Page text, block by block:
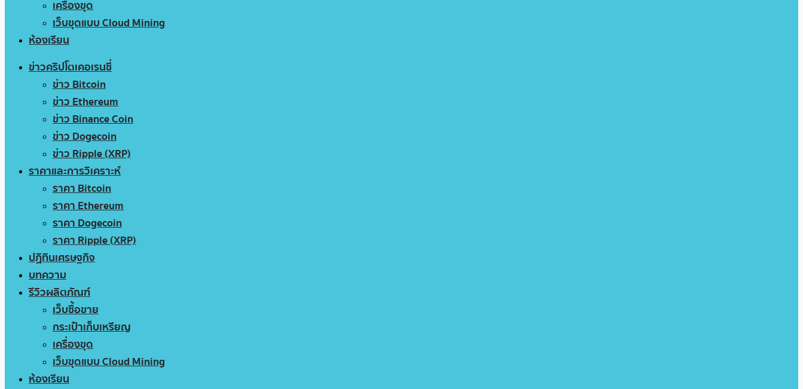
เครื่องขุด
เว็บขุดแบบ Cloud Mining
ห้องเรียน
ข่าวคริปโตเคอเรนซี่
ข่าว Bitcoin
ข่าว Ethereum
ข่าว Binance Coin
ข่าว Dogecoin
ข่าว Ripple (XRP)
ราคาและการวิเคราะห์
ราคา Bitcoin
ราคา Ethereum
ราคา Dogecoin
ราคา Ripple (XRP)
ปฏิทินเศรษฐกิจ
บทความ
รีวิวผลิตภัณฑ์
เว็บซื้อขาย
กระเป๋าเก็บเหรียญ
เครื่องขุด
เว็บขุดแบบ Cloud Mining
ห้องเรียน